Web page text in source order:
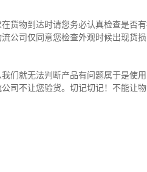
货物到达时请您务必认真检查是否
公司仅同意您检查外观时候出现货损
们就无法判断产品有问题属于是使
司不让您验货。切记切记！不能让